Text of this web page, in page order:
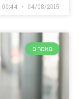
04/08/2015
מאמרים